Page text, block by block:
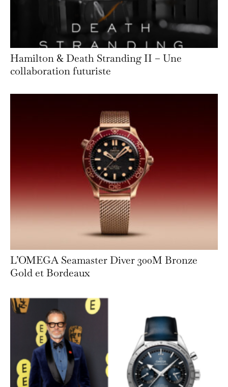
Hamilton & Death Stranding II – Une
collaboration futuriste
L’OMEGA Seamaster Diver 300M Bronze
Gold et Bordeaux